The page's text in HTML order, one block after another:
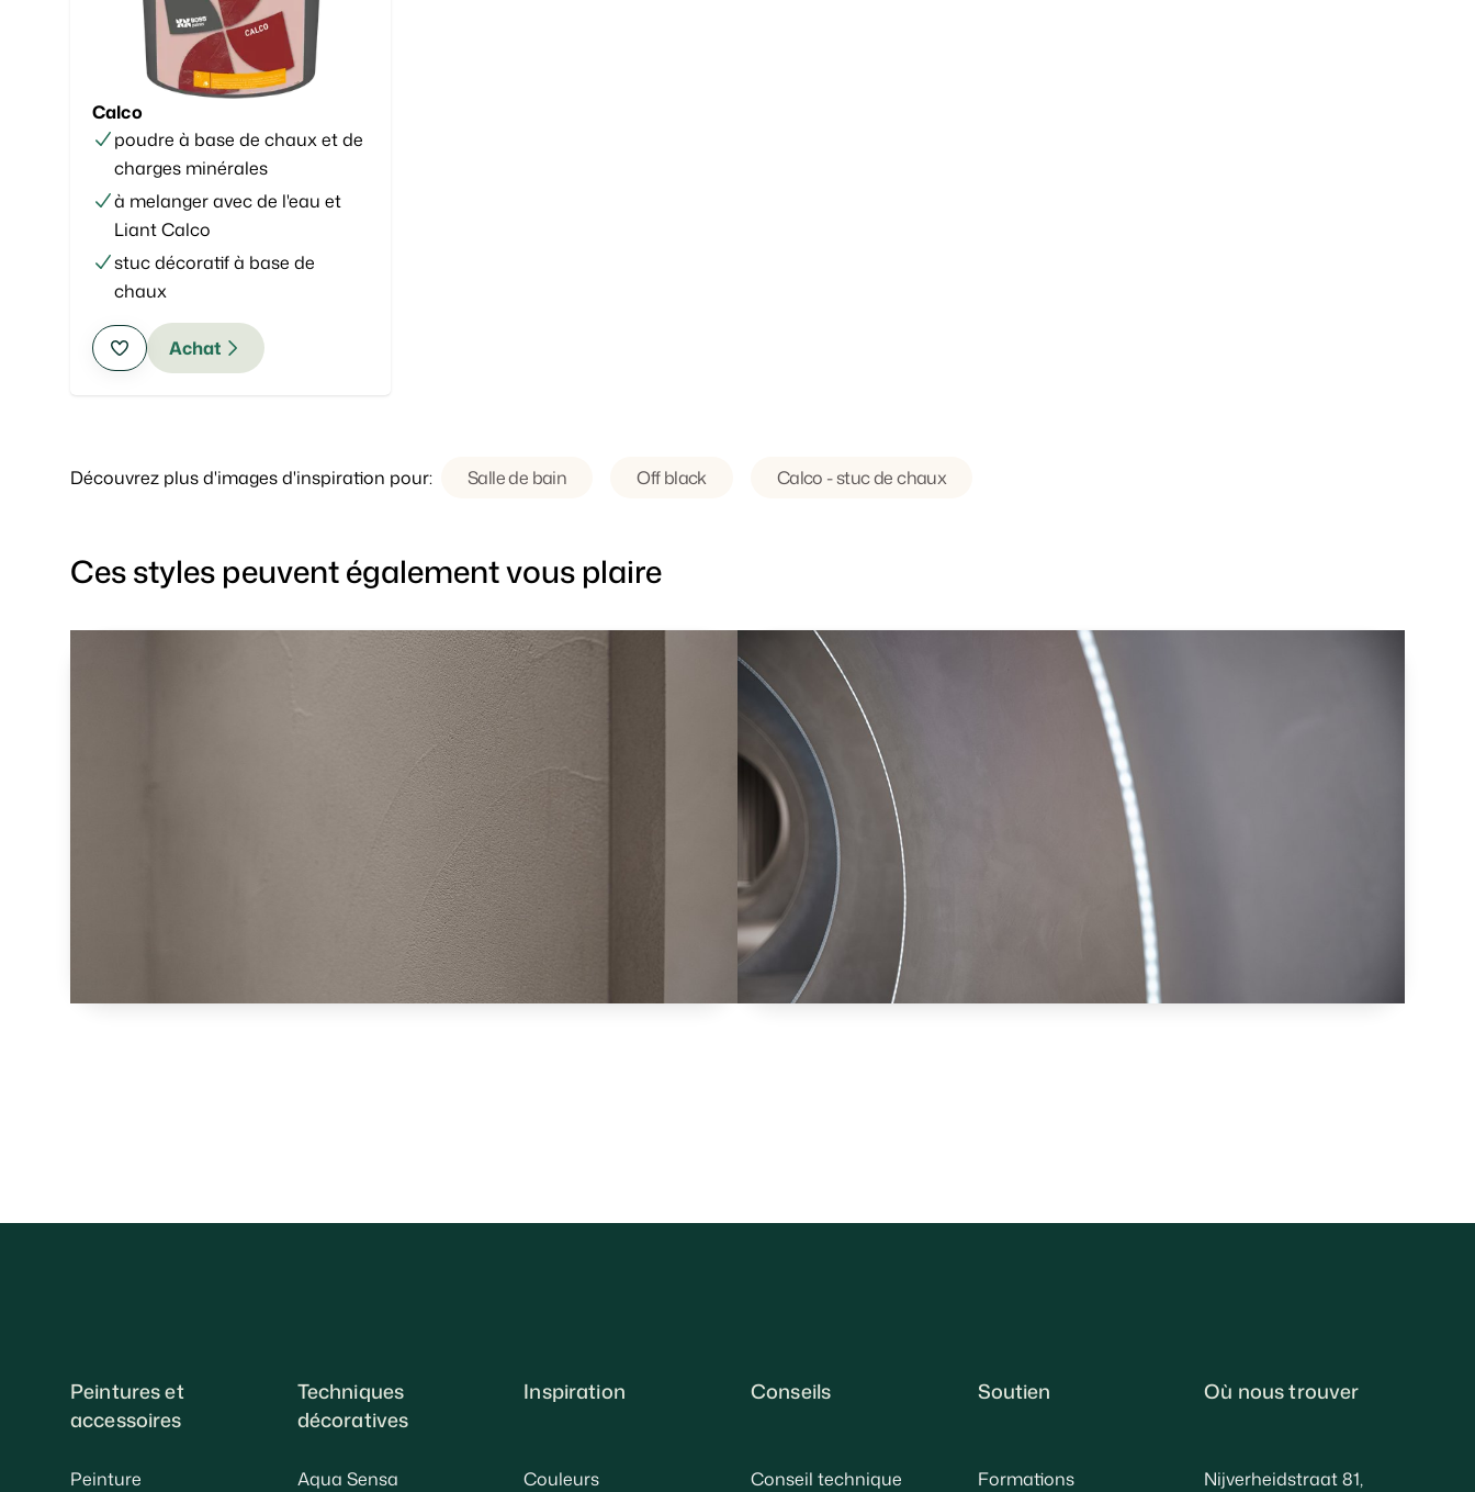
Calco
poudre à base de chaux et de
charges minérales
à melanger avec de l'eau et
Liant Calco
stuc décoratif à base de
chaux
Achat
Découvrez plus d'images d'inspiration pour: Salle de bain Off black Calco - stuc de chaux
Ces styles peuvent également vous plaire
Peintures et
accessoires
Peinture
Techniques
décoratives
Aqua Sensa
Inspiration
Couleurs
Conseils
Conseil technique
Soutien
Formations
Où nous trouver
Nijverheidstraat 81,